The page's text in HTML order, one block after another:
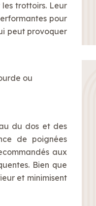
trottoirs. Leur
pour
peut provoquer
ou
du dos et des
de poignées
aux
Bien que
et minimisent